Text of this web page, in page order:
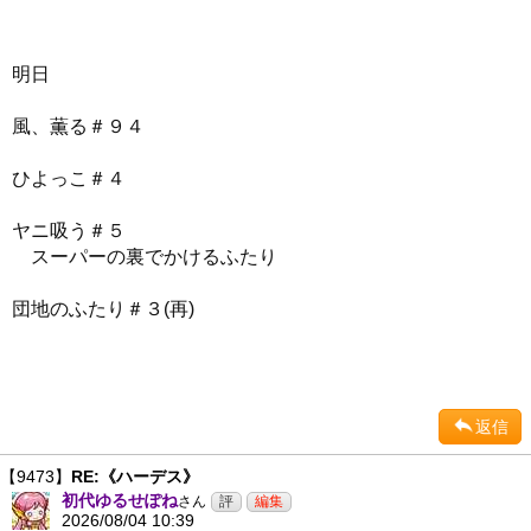
明日
風、薫る＃９４
ひよっこ＃４
ヤニ吸う＃５
スーパーの裏でかけるふたり
団地のふたり＃３(再)
返信
【9473】 RE:《ハーデス》
初代ゆるせぽねさん
2026/08/04 10:39